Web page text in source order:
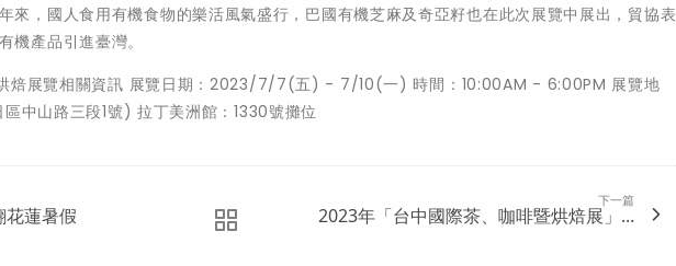
來，國人食用有機食物的樂活風氣盛行，巴國有機芝麻及奇亞籽也在此次展覽中展出，貿協表
機產品引進臺灣。
焙展覽相關資訊 展覽日期：2023/7/7(五) - 7/10(一) 時間：10:00AM - 6:00PM 展覽地
中山路三段1號) 拉丁美洲館：1330號攤位
花蓮暑假
下一篇
2023年「台中國際茶、咖啡暨烘焙展」...